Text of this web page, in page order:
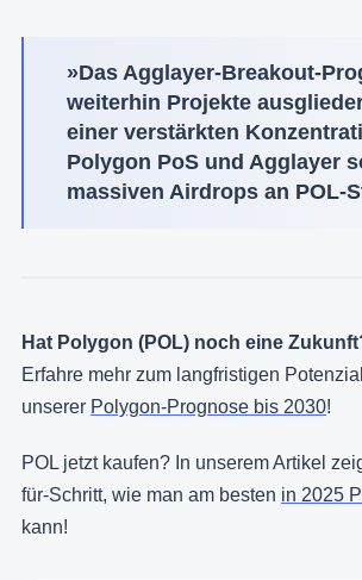
»Das Agglayer-Breakout-
weiterhin Projekte
einer verstärkten
Polygon PoS und Agglayer
massiven Airdrops an POL-
Hat Polygon (POL) noch eine
Erfahre mehr zum langfristigen
unserer Polygon-Prognose bis 2030!
POL jetzt kaufen? In unserem Artikel
für-Schritt, wie man am besten in 2025
kann!